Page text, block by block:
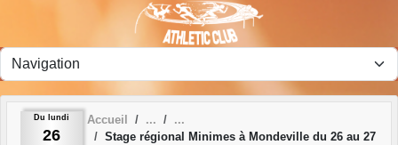
Du lundi
26
Accueil
Stage régional Minimes à Mondeville du 26 au 27